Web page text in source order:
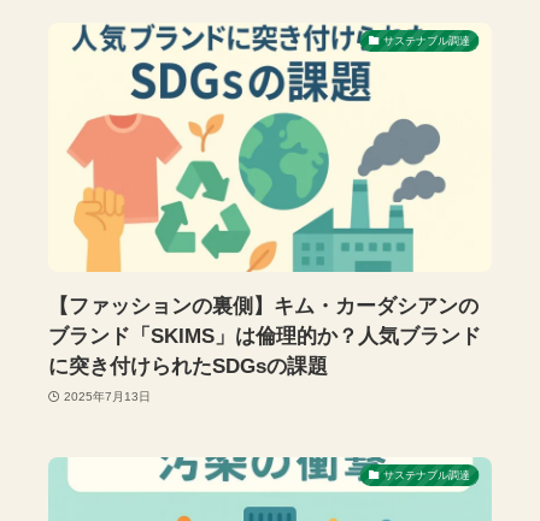
サステナブル調達
【ファッションの裏側】キム・カーダシアンの
ブランド「SKIMS」は倫理的か？人気ブランド
に突き付けられたSDGsの課題
2025年7月13日
サステナブル調達